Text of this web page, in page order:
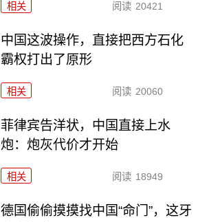
相关 阅读 20421
中国这波操作，直接把西方石化
霸权打出了原形
相关 阅读 20060
菲律宾告洋状，中国直接上水
炮：炮灰代价才开始
相关 阅读 18949
德国偷偷摸摸找中国“命门”，这牙